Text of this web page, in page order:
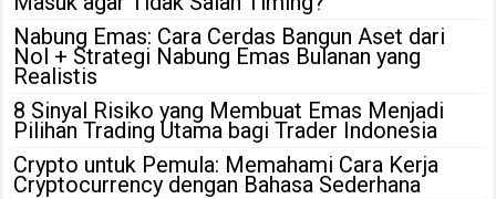
Nabung Emas: Cara Cerdas Bangun Aset dari
Nol + Strategi Nabung Emas Bulanan yang
Realistis
8 Sinyal Risiko yang Membuat Emas Menjadi
Pilihan Trading Utama bagi Trader Indonesia
Crypto untuk Pemula: Memahami Cara Kerja
Cryptocurrency dengan Bahasa Sederhana